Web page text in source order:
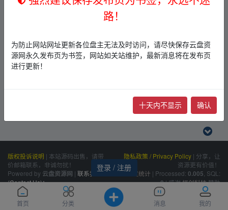
首页 分类 消息 我的
登录 / 注册
版权投诉说明 | 本站源码出售，请带
价邮箱联系，非诚勿扰！
隐私政策 / Privacy Policy | 分享，让
资源更有价值！
Powered by 云盘资源网 | 联系我们
(Contact Us)：
siteone@qq.com
百度统计 | Processed: 0.005 , SQL:
8|感谢恒创科技赞助
路！
为防止网站网址更新各位盘主无法及时访问，请尽快保存云盘资
源网永久发布页为书签，网站如关站维护，最新消息将在发布页
进行更新！
十天内不显示 确认